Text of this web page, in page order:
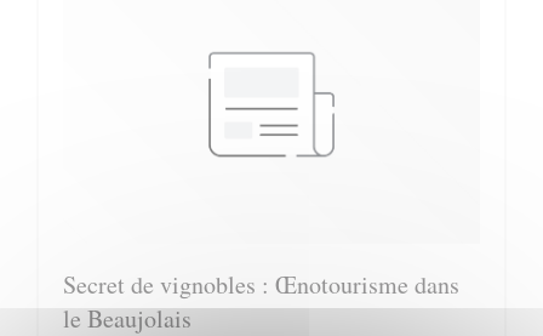
Secret de vignobles : Œnotourisme dans
le Beaujolais